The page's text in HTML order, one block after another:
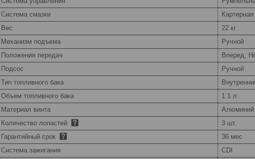
Система смазки
Картерная
Вес
22 кг
Механизм подъема
Ручной
Положения передач
Вперед,
Подсос
Ручной
Тип топливного бака
Объем топливного бака
1.1 л
Материал винта
Алюминий
Количество лопастей
3 шт.
Гарантийный срок
36 мес
Система зажигания
CDI